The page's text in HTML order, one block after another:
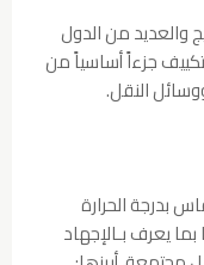
والعديد من الدول
جزءاً أساسياً من
النقل.
بدرجة الحرارة
يعرف بـالإجهاد